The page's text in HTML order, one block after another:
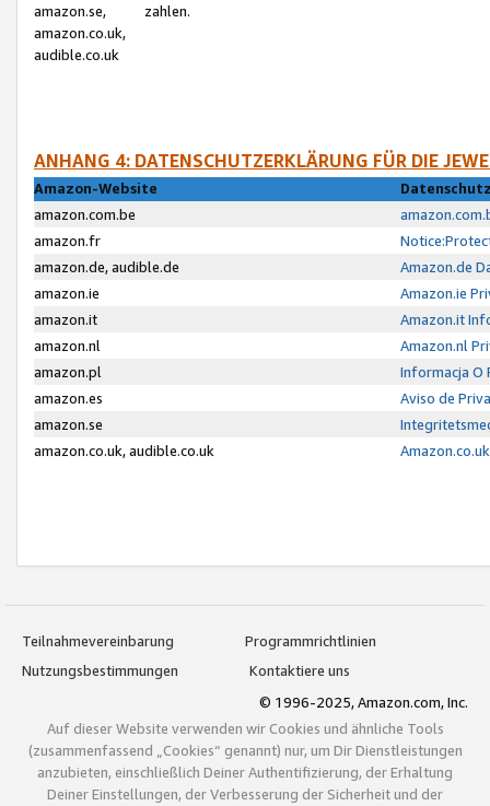
amazon.se,
amazon.co.uk,
audible.co.uk
zahlen.
ANHANG 4: DATENSCHUTZERKLÄRUNG FÜR DIE
Amazon-Website
amazon.com.be
amazon.fr
amazon.de, audible.de
Amazon.de
amazon.ie
Amazon.ie
amazon.it
Amazon.it
amazon.nl
Amazon.nl
amazon.pl
Informacja O
amazon.es
Aviso de
amazon.se
amazon.co.uk, audible.co.uk
Teilnahmevereinbarung
Programmrichtlinien
Nutzungsbestimmungen
Kontaktiere uns
© 1996-2025, Amazon.com, Inc.
Auf dieser Website verwenden wir Cookies und ähnliche Tools
(zusammenfassend „Cookies“ genannt) nur, um Dir Dienstleistungen
anzubieten, einschließlich Deiner Authentifizierung, der Erhaltung
Deiner Einstellungen, der Verbesserung der Sicherheit und der